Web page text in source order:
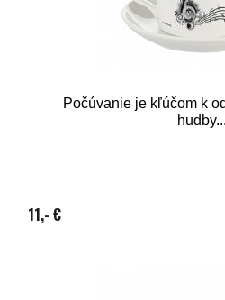
Počúvanie je kľúčom k
hudby...
11,- €